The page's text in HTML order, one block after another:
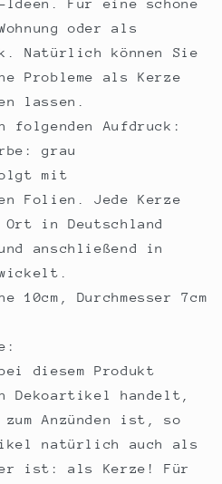
Ideen. Für eine schöne
oder als
Natürlich können Sie
Probleme als Kerze
lassen.
folgenden Aufdruck:
grau
mit
Folien. Jede Kerze
in Deutschland
anschließend in
10cm, Durchmesser 7cm
diesem Produkt
Dekoartikel handelt,
Anzünden ist, so
natürlich auch als
er ist: als Kerze! Für